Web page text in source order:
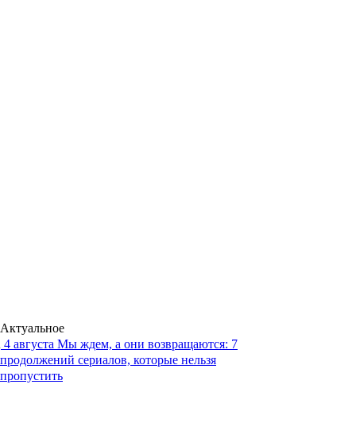
Актуальное
4 августа Мы ждем, а они возвращаются: 7
продолжений сериалов, которые нельзя
пропустить